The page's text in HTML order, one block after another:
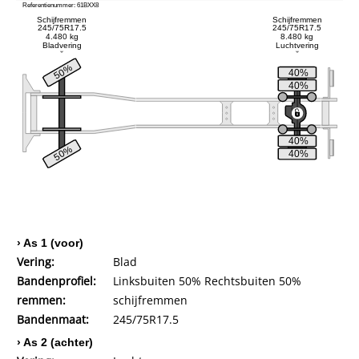
Referentienummer: 61BXX8
Schijfremmen
245/75R17.5
4.480 kg
Bladvering
Schijfremmen
245/75R17.5
8.480 kg
Luchtvering
50%
50%
40%
40%
40%
40%
› As 1 (voor)
Vering:
Blad
Bandenprofiel:
Linksbuiten 50% Rechtsbuiten 50%
remmen:
schijfremmen
Bandenmaat:
245/75R17.5
› As 2 (achter)